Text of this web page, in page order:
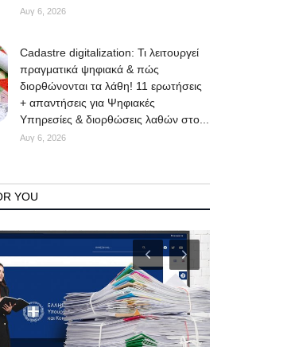
Αυγ 6, 2026
Cadastre digitalization: Τι λειτουργεί
πραγματικά ψηφιακά & πώς
διορθώνονται τα λάθη! 11 ερωτήσεις
+ απαντήσεις για Ψηφιακές
Υπηρεσίες & διορθώσεις λαθών στο...
Αυγ 6, 2026
YOU